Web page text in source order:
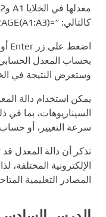
كالتالي: “=AVERAGE(A1:A3)”.
بحساب المعدل الحسابي
وستعرض النتيجة في
يمكن استخدام دالة
السيناريوهات، بما
سرعة التغيير، أو
تذكر أن دالة المعدل
الإلكترونية
المصادر التعليمية